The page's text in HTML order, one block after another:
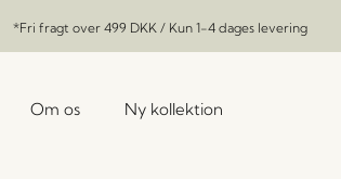
*Fri fragt over 499 DKK / Kun 1-4 dages levering
Om os Ny kollektion